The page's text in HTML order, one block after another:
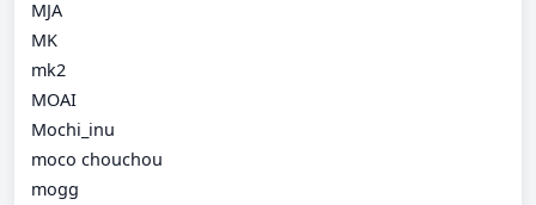
MJA
MK
mk2
MOAI
Mochi_inu
moco chouchou
mogg